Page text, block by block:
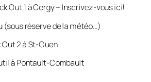
Out 1 à Cergy – Inscrivez-vous ici!
(sous réserve de la météo…)
Out 2 à St-Ouen
à Pontault-Combault